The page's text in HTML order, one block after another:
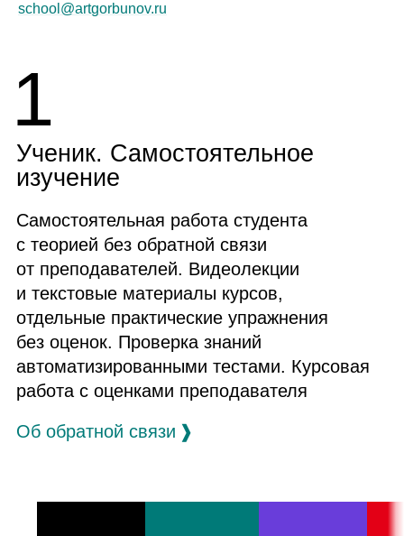
school@artgorbunov.ru
1
Ученик. Самостоятельное
изучение
Самостоятельная работа студента
с теорией без обратной связи
от преподавателей. Видеолекции
и текстовые материалы курсов,
отдельные практические упражнения
без оценок. Проверка знаний
автоматизированными тестами. Курсовая
работа с оценками преподавателя
Об обратной связи ❱